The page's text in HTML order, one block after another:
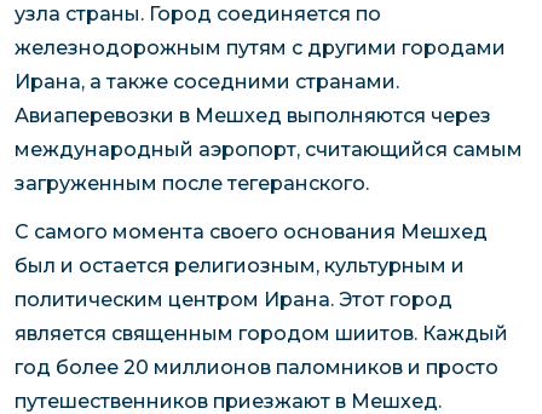
узла страны. Город соединяется по
железнодорожным путям с другими городами
Ирана, а также соседними странами.
Авиаперевозки в Мешхед выполняются через
международный аэропорт, считающийся самым
загруженным после тегеранского.
С самого момента своего основания Мешхед
был и остается религиозным, культурным и
политическим центром Ирана. Этот город
является священным городом шиитов. Каждый
год более 20 миллионов паломников и просто
путешественников приезжают в Мешхед.